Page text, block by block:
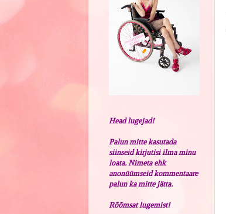
Head lugejad!
Palun mitte kasutada
siinseid kirjutisi ilma minu
loata. Nimeta ehk
anonüümseid kommentaare
palun ka mitte jätta.
Rõõmsat lugemist!